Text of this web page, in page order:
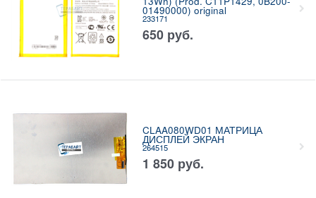
01490000) original
233171
650 руб.
CLAA080WD01 МАТРИЦА
ДИСПЛЕЙ ЭКРАН
264515
1 850 руб.